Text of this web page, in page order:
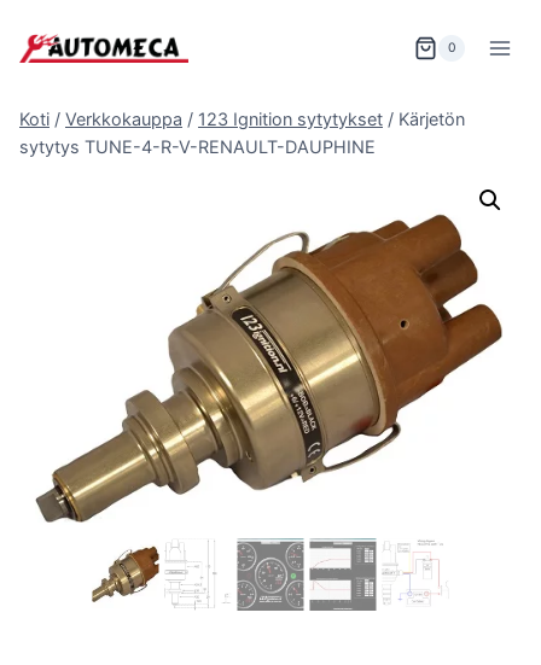
sisältöön
0
Koti / Verkkokauppa / 123 Ignition sytytykset / Kärjetön
sytytys TUNE-4-R-V-RENAULT-DAUPHINE